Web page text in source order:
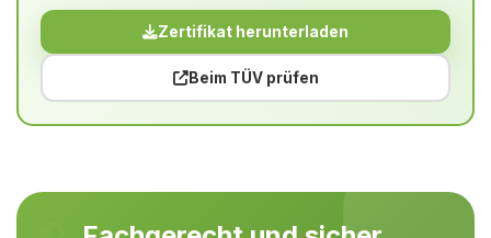
Zertifikat herunterladen
Beim TÜV prüfen